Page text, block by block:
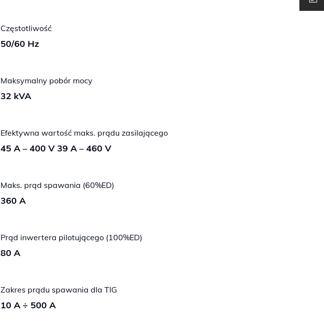
Częstotliwość
50/60 Hz
Maksymalny pobór mocy
32 kVA
Efektywna wartość maks. prądu zasilającego
45 A – 400 V 39 A – 460 V
Maks. prąd spawania (60%ED)
360 A
Prąd inwertera pilotującego (100%ED)
80 A
Zakres prądu spawania dla TIG
10 A ÷ 500 A